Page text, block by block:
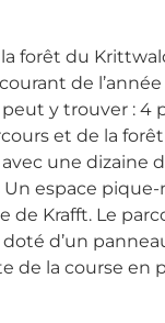
forêt du
de l’année
y trouver : 4
et de la
une dizaine
espace
de Krafft. Le
d’un
de la course en